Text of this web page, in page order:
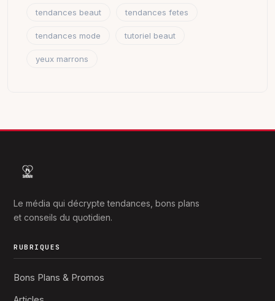
tendances beaut tendances fetes
tendances mode tutoriel beaut
yeux marrons
Le média qui décrypte tendances, bons plans
et conseils du quotidien.
RUBRIQUES
Bons Plans & Promos